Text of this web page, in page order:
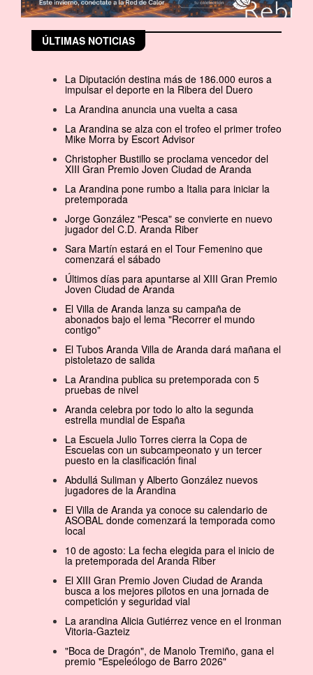
ÚLTIMAS NOTICIAS
La Diputación destina más de 186.000 euros a
impulsar el deporte en la Ribera del Duero
La Arandina anuncia una vuelta a casa
La Arandina se alza con el trofeo el primer trofeo
Mike Morra by Escort Advisor
Christopher Bustillo se proclama vencedor del
XIII Gran Premio Joven Ciudad de Aranda
La Arandina pone rumbo a Italia para iniciar la
pretemporada
Jorge González "Pesca" se convierte en nuevo
jugador del C.D. Aranda Riber
Sara Martín estará en el Tour Femenino que
comenzará el sábado
Últimos días para apuntarse al XIII Gran Premio
Joven Ciudad de Aranda
El Villa de Aranda lanza su campaña de
abonados bajo el lema "Recorrer el mundo
contigo"
El Tubos Aranda Villa de Aranda dará mañana el
pistoletazo de salida
La Arandina publica su pretemporada con 5
pruebas de nivel
Aranda celebra por todo lo alto la segunda
estrella mundial de España
La Escuela Julio Torres cierra la Copa de
Escuelas con un subcampeonato y un tercer
puesto en la clasificación final
Abdullá Suliman y Alberto González nuevos
jugadores de la Arandina
El Villa de Aranda ya conoce su calendario de
ASOBAL donde comenzará la temporada como
local
10 de agosto: La fecha elegida para el inicio de
la pretemporada del Aranda Riber
El XIII Gran Premio Joven Ciudad de Aranda
busca a los mejores pilotos en una jornada de
competición y seguridad vial
La arandina Alicia Gutiérrez vence en el Ironman
Vitoria-Gazteiz
"Boca de Dragón", de Manolo Tremiño, gana el
premio "Espeleólogo de Barro 2026"